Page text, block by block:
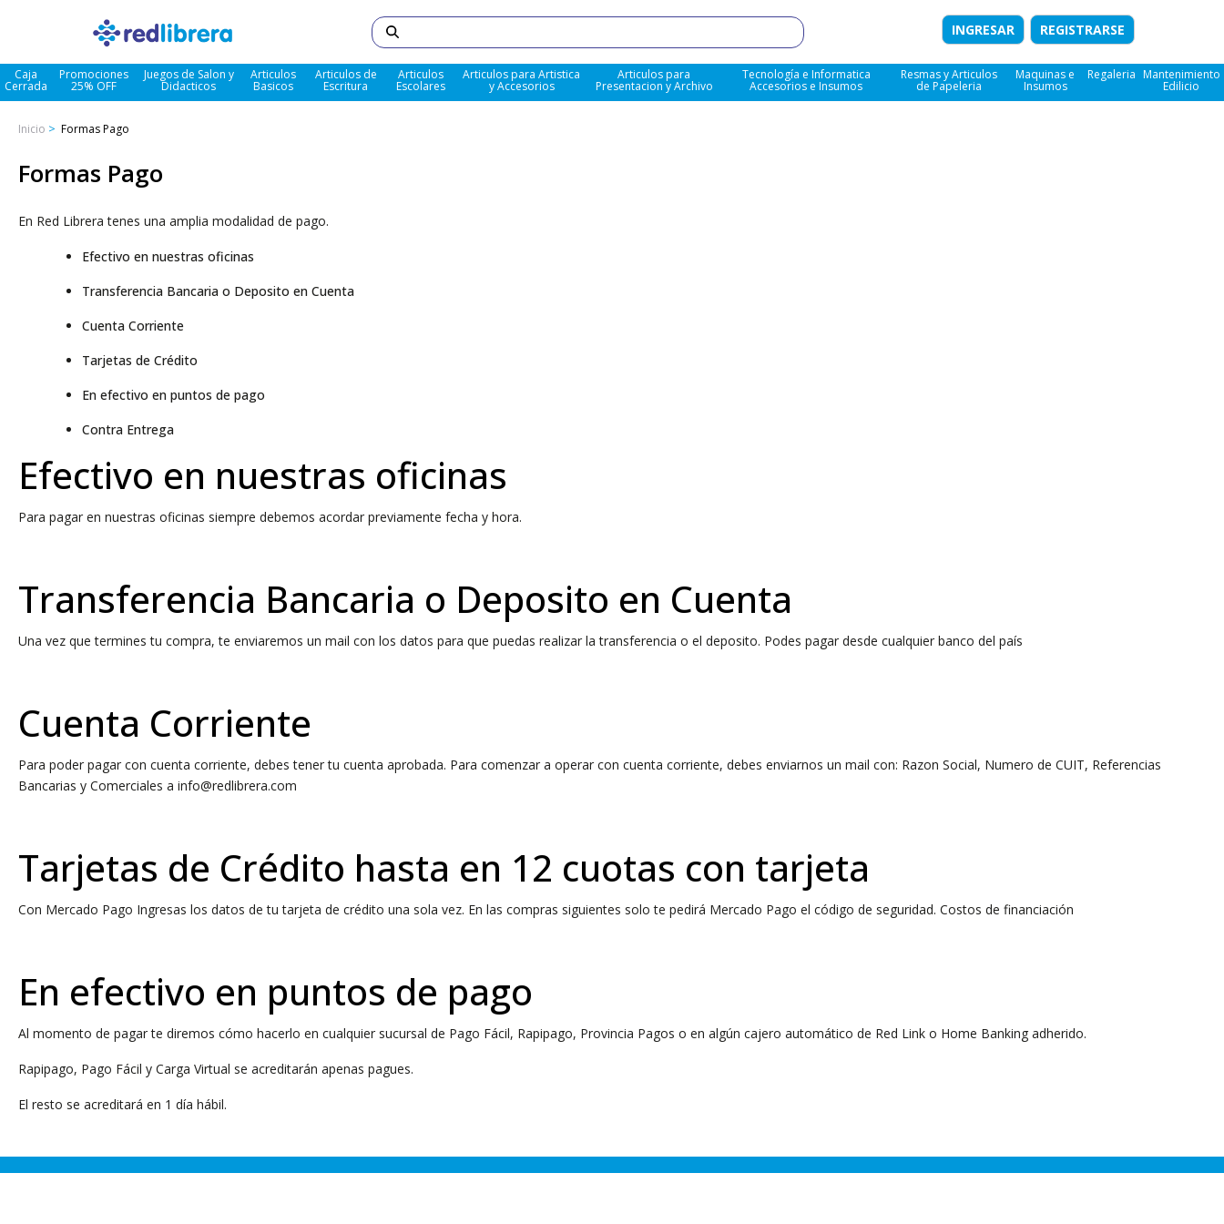
INGRESAR REGISTRARSE
Caja
Cerrada
Promociones
25% OFF
Juegos de Salon y
Didacticos
Articulos
Basicos
Articulos de
Escritura
Articulos
Escolares
Articulos para Artistica
y Accesorios
Articulos para
Presentacion y Archivo
Tecnología e Informatica
Accesorios e Insumos
Resmas y Articulos
de Papeleria
Maquinas e
Insumos
Regaleria Mantenimiento
Edilicio
Inicio Formas Pago
Formas Pago
En Red Librera tenes una amplia modalidad de pago.
Efectivo en nuestras oficinas
Transferencia Bancaria o Deposito en Cuenta
Cuenta Corriente
Tarjetas de Crédito
En efectivo en puntos de pago
Contra Entrega
Efectivo en nuestras oficinas
Para pagar en nuestras oficinas siempre debemos acordar previamente fecha y hora.
Transferencia Bancaria o Deposito en Cuenta
Una vez que termines tu compra, te enviaremos un mail con los datos para que puedas realizar la transferencia o el deposito. Podes pagar desde cualquier banco del país
Cuenta Corriente
Para poder pagar con cuenta corriente, debes tener tu cuenta aprobada. Para comenzar a operar con cuenta corriente, debes enviarnos un mail con: Razon Social, Numero de CUIT, Referencias
Bancarias y Comerciales a info@redlibrera.com
Tarjetas de Crédito hasta en 12 cuotas con tarjeta
Con Mercado Pago Ingresas los datos de tu tarjeta de crédito una sola vez. En las compras siguientes solo te pedirá Mercado Pago el código de seguridad. Costos de financiación
En efectivo en puntos de pago
Al momento de pagar te diremos cómo hacerlo en cualquier sucursal de Pago Fácil, Rapipago, Provincia Pagos o en algún cajero automático de Red Link o Home Banking adherido.
Rapipago, Pago Fácil y Carga Virtual se acreditarán apenas pagues.
El resto se acreditará en 1 día hábil.